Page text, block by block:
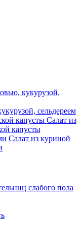
сельдереем
Салат из
капусты
Салат из куриной
слабого пола